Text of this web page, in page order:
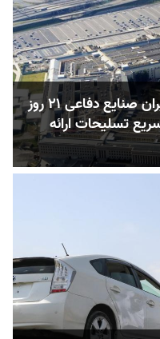
واشنگتن پست: پنتاگون به مدیران صنایع دفاعی ۲۱ روز
تسلیحات ارائه